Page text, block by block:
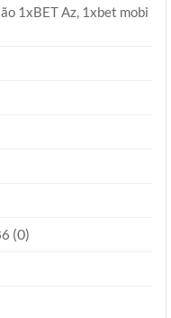
1xBET Az, 1xbet mobi
(0)